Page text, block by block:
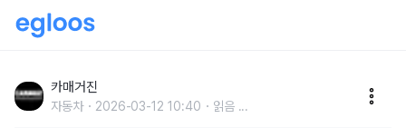
트너스’ 11주년 맞아
카매거진
자동차 2026-03-12 10:40 읽음 ...